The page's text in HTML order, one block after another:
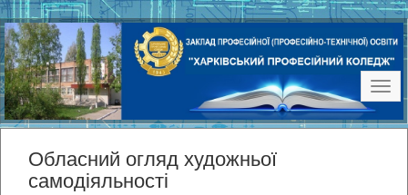
Обласний огляд художньої
самодіяльності